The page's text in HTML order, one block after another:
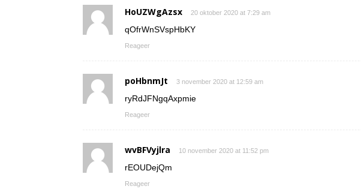
HoUZWgAzsx 20 oktober 2020 at 7:29 am
qOfrWnSVspHbKY
Reageer
poHbnmJt 3 november 2020 at 12:59 am
ryRdJFNgqAxpmie
Reageer
wvBFVyjlra 10 november 2020 at 11:52 pm
rEOUDejQm
Reageer